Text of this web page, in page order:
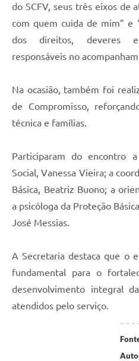
do SCFV, seus três eixos de
com quem cuida de mim” e
dos direitos, deveres e
responsáveis no
Na ocasião, também foi
de Compromisso,
técnica e famílias.
Participaram do encontro
Social, Vanessa Vieira; a
Básica, Beatriz Buono; a
a psicóloga da Proteção
José Messias.
A Secretaria destaca que o
fundamental para o
desenvolvimento integral
atendidos pelo serviço.